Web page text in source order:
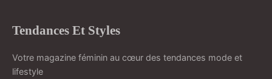
Tendances Et Styles
Votre magazine féminin au cœur des tendances mode et
lifestyle